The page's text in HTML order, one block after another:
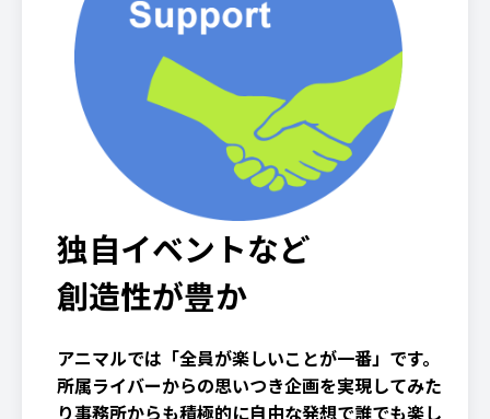
独自イベントなど
創造性が豊か
アニマルでは「全員が楽しいことが一番」です。
所属ライバーからの思いつき企画を実現してみた
り事務所からも積極的に自由な発想で誰でも楽し